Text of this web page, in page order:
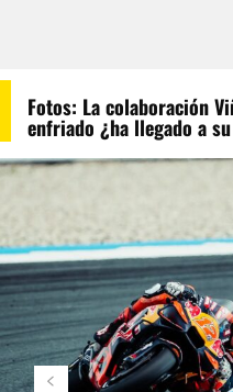
Fotos: La colaboración
enfriado ¿ha llegado a